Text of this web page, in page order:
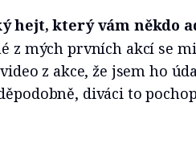
hejt, který vám někdo
z mých prvních akcí se
z akce, že jsem ho
diváci to